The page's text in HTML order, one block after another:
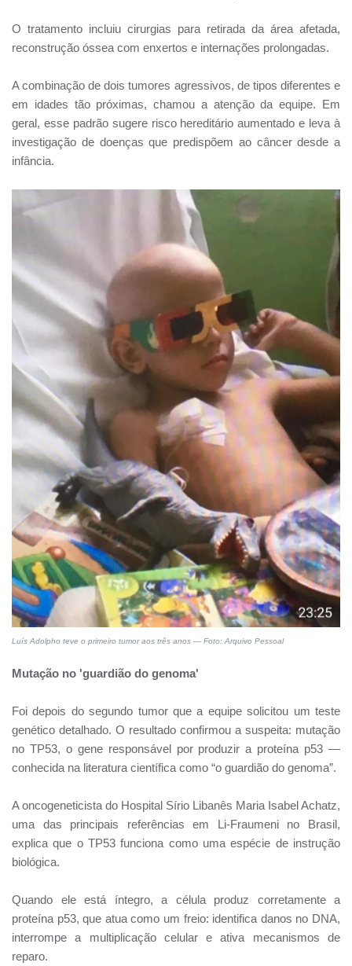
O tratamento incluiu cirurgias para retirada da área afetada,
reconstrução óssea com enxertos e internações prolongadas.
A combinação de dois tumores agressivos, de tipos diferentes e
em idades tão próximas, chamou a atenção da equipe. Em
geral, esse padrão sugere risco hereditário aumentado e leva à
investigação de doenças que predispõem ao câncer desde a
infância.
Luís Adolpho teve o primeiro tumor aos três anos — Foto: Arquivo Pessoal
Mutação no 'guardião do genoma'
Foi depois do segundo tumor que a equipe solicitou um teste
genético detalhado. O resultado confirmou a suspeita: mutação
no TP53, o gene responsável por produzir a proteína p53 —
conhecida na literatura científica como “o guardião do genoma”.
A oncogeneticista do Hospital Sírio Libanês Maria Isabel Achatz,
uma das principais referências em Li-Fraumeni no Brasil,
explica que o TP53 funciona como uma espécie de instrução
biológica.
Quando ele está íntegro, a célula produz corretamente a
proteína p53, que atua como um freio: identifica danos no DNA,
interrompe a multiplicação celular e ativa mecanismos de
reparo.